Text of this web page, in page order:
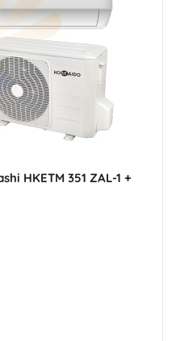
HKETM 351 ZAL-1 +